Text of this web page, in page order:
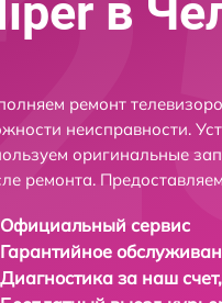
в
ремонт
неисправности.
оригинальные
ремонта.
Официальный сервис
Гарантийное
Диагностика за наш счет,